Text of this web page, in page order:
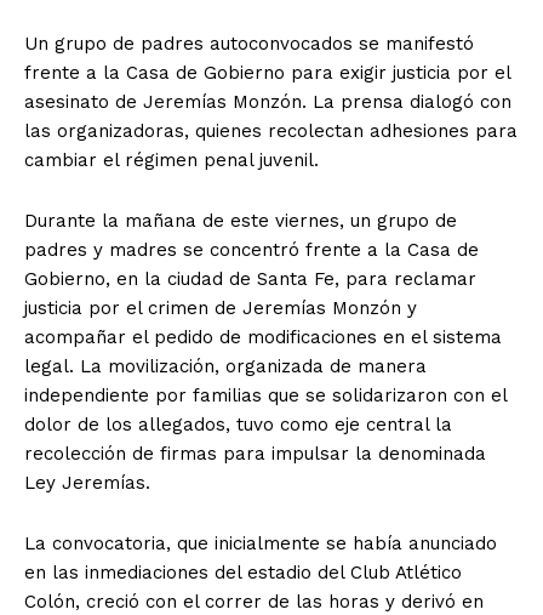
Un grupo de padres autoconvocados se manifestó
frente a la Casa de Gobierno para exigir justicia por el
asesinato de Jeremías Monzón. La prensa dialogó con
las organizadoras, quienes recolectan adhesiones para
cambiar el régimen penal juvenil.
Durante la mañana de este viernes, un grupo de
padres y madres se concentró frente a la Casa de
Gobierno, en la ciudad de Santa Fe, para reclamar
justicia por el crimen de Jeremías Monzón y
acompañar el pedido de modificaciones en el sistema
legal. La movilización, organizada de manera
independiente por familias que se solidarizaron con el
dolor de los allegados, tuvo como eje central la
recolección de firmas para impulsar la denominada
Ley Jeremías.
La convocatoria, que inicialmente se había anunciado
en las inmediaciones del estadio del Club Atlético
Colón, creció con el correr de las horas y derivó en